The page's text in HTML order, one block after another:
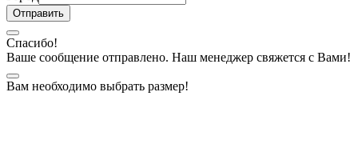
Спасибо!
Ваше сообщение отправлено. Наш менеджер свяжется с Вами!
Вам необходимо выбрать размер!